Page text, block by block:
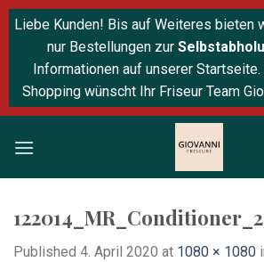
Liebe Kunden! Bis auf Weiteres bieten
nur Bestellungen zur
Informationen auf unserer
Shopping wünscht Ihr Friseur Team
Published 4. April 2020 at 1080 × 1080